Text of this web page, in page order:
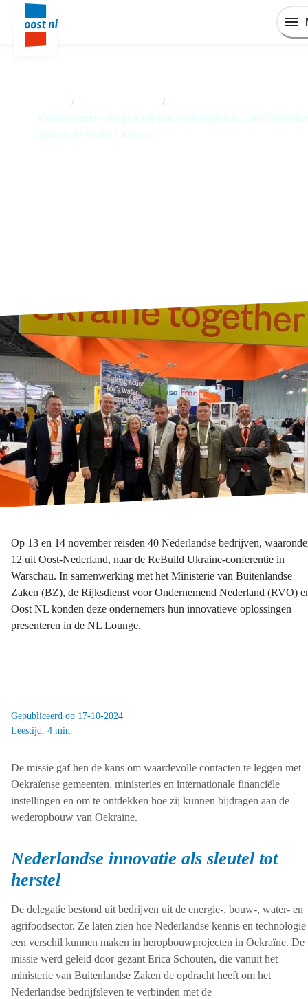
/
/
Ondernemers dragen bij aan wederopbouw van Oekraïne
tijdens ReBuild Ukraine
Op 13 en 14 november reisden 40 Nederlandse bedrijven,
12 uit Oost-Nederland, naar de ReBuild Ukraine-conferentie in
Warschau. In samenwerking met het Ministerie van Buitenlandse
Zaken (BZ), de Rijksdienst voor Ondernemend Nederland (RVO)
Oost NL konden deze ondernemers hun innovatieve oplossingen
presenteren in de NL Lounge.
Gepubliceerd op 17-10-2024
Leestijd: 4 min.
De missie gaf hen de kans om waardevolle contacten te leggen met
Oekraïense gemeenten, ministeries en internationale financiële
instellingen en om te ontdekken hoe zij kunnen bijdragen aan de
wederopbouw van Oekraïne.
Nederlandse innovatie als sleutel tot
herstel
De delegatie bestond uit bedrijven uit de energie-, bouw-, water- en
agrifoodsector. Ze laten zien hoe Nederlandse kennis en technologie
een verschil kunnen maken in heropbouwprojecten in Oekraïne. De
missie werd geleid door gezant Erica Schouten, die vanuit het
ministerie van Buitenlandse Zaken de opdracht heeft om het
Nederlandse bedrijfsleven te verbinden met de